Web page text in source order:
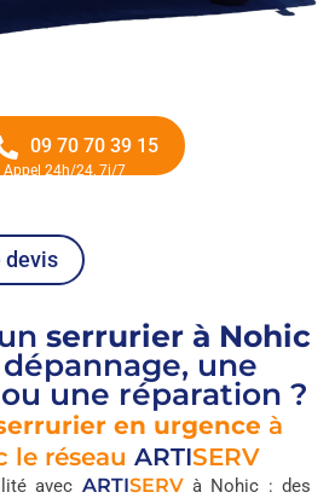
09 70 70 39 15
Appel 24h/24, 7j/7
devis
serrurier à Nohic
une
une réparation ?
en urgence à
le réseau ARTISERV
avec ARTISERV à Nohic : des